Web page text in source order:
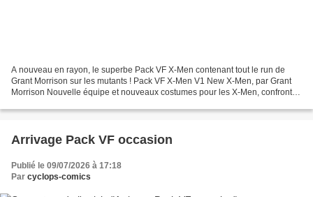
A nouveau en rayon, le superbe Pack VF X-Men contenant tout le run de
Grant Morrison sur les mutants ! Pack VF X-Men V1 New X-Men, par Grant
Morrison Nouvelle équipe et nouveaux costumes pour les X-Men, confrontés
Arrivage Pack VF occasion
Publié le 09/07/2026 à 17:18
Par cyclops-comics